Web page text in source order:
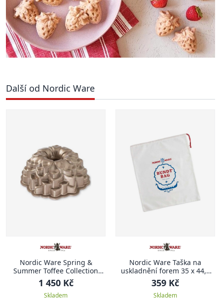
Další od Nordic Ware
Nordic Ware Spring &
Summer Toffee Collection
Forma na bábovku 26,7 cm,
BLOSSOM KVĚT
1 450 Kč
Skladem
Nordic Ware Taška na
uskladnění forem 35 x 44,5
cm
359 Kč
Skladem